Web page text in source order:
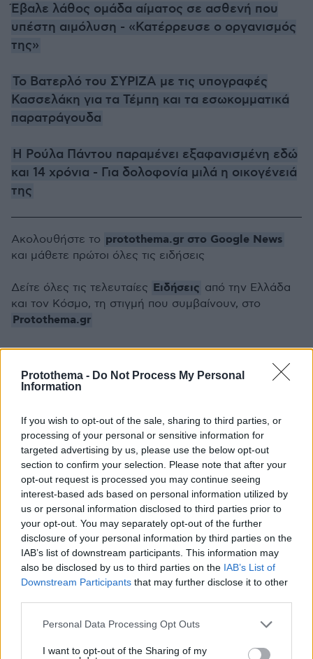
Protothema - Do Not Process My Personal
Information
If you wish to opt-out of the sale, sharing to third parties, or
processing of your personal or sensitive information for
targeted advertising by us, please use the below opt-out
section to confirm your selection. Please note that after your
opt-out request is processed you may continue seeing
interest-based ads based on personal information utilized by
us or personal information disclosed to third parties prior to
your opt-out. You may separately opt-out of the further
disclosure of your personal information by third parties on the
IAB’s list of downstream participants. This information may
also be disclosed by us to third parties on the IAB’s List of
Downstream Participants that may further disclose it to other
Please note that this website/app uses one or more Google
not limited to your visit or usage behaviour. You may click to
Personal Data Processing Opt Outs
I want to opt-out of the Sharing of my
Έβαλε λάθος ομάδα αίματος σε ασθενή που
υπέστη αιμόλυση - «Κατέρρευσε ο οργανισμός
της»
Το Βατερλό του ΣΥΡΙΖΑ με τις υπογραφές
Κασσελάκη για τα Τέμπη και τα εσωκομματικά
παρατράγουδα
Η Ρούλα Πάντου παραμένει εξαφανισμένη εδώ
και 14 χρόνια - Για δολοφονία μιλά η οικογένειά
της
Thema Insights
Ακολουθήστε το protothema.gr στο Google News
και μάθετε πρώτοι όλες τις ειδήσεις
Δείτε όλες τις τελευταίες Ειδήσεις από την Ελλάδα
και τον Κόσμο, τη στιγμή που συμβαίνουν, στο
Protothema.gr